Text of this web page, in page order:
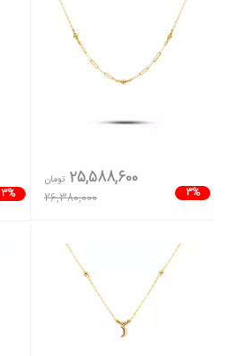
3%
25,588,600 تومان
26,380,000
3%